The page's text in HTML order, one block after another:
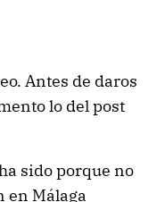
Antes de daros
lo del post
sido porque no
en Málaga